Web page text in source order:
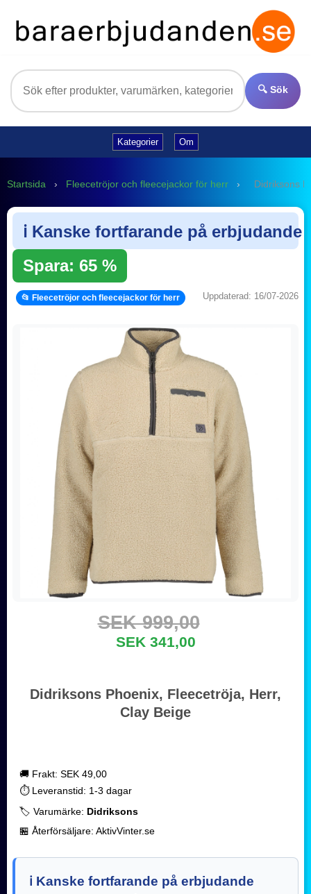
🔍 Sök
Kategorier Om
Startsida › Fleecetröjor och fleecejackor för herr › Didriksons
ℹ️ Kanske fortfarande på erbjudande
Spara: 65 %
📂 Fleecetröjor och fleecejackor för herr Uppdaterad: 16/07-2026
SEK 999,00
SEK 341,00
Didriksons Phoenix, Fleecetröja, Herr,
Clay Beige
🚚 Frakt: SEK 49,00
⏱️ Leveranstid: 1-3 dagar
🏷️ Varumärke: Didriksons
🏪 Återförsäljare: AktivVinter.se
ℹ️ Kanske fortfarande på erbjudande